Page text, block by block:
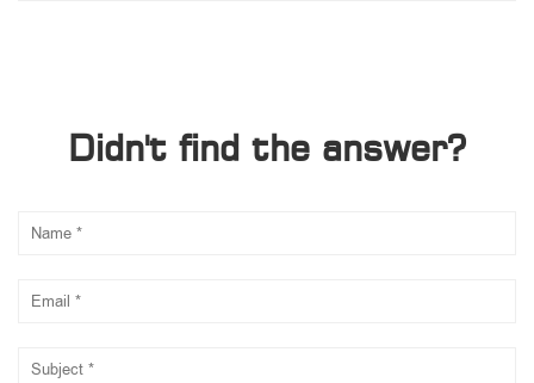
Didn't find the answer?